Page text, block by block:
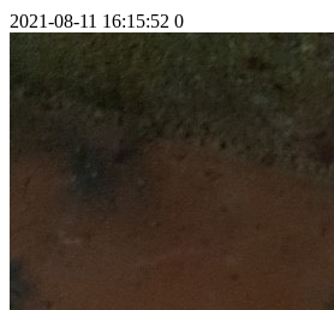
2021-08-11 16:15:52 0